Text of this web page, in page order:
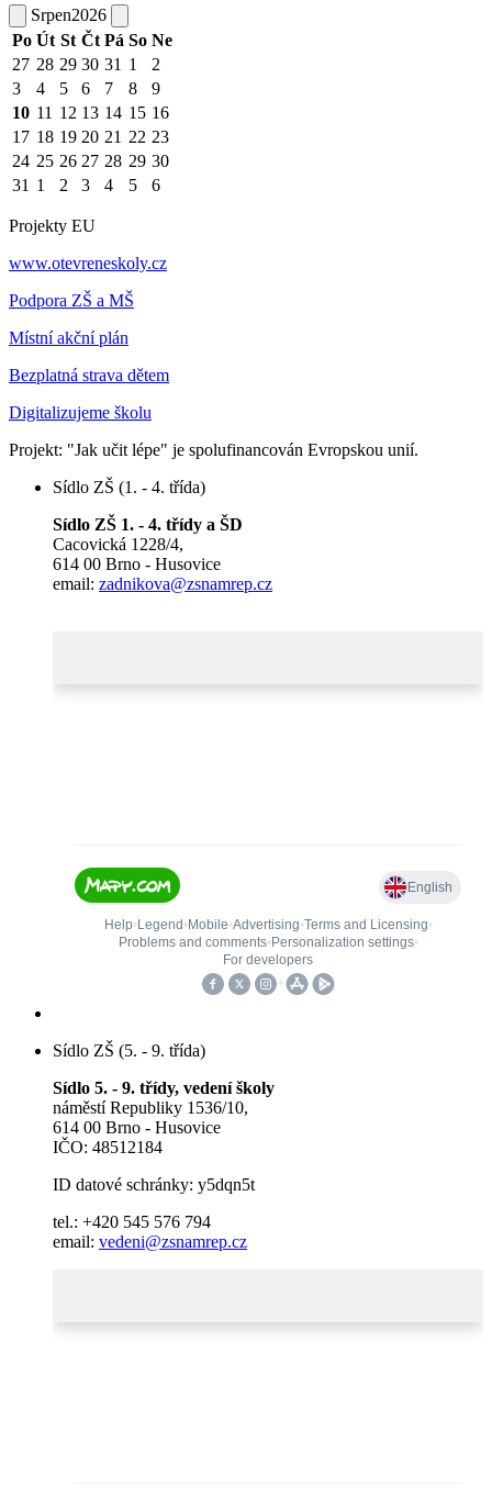
Srpen2026
Po Út St Čt Pá So Ne
27 28 29 30 31 1
2
3
4 5 6 7 8
9
10 11 12 13 14 15 16
17 18 19 20 21 22 23
24 25 26 27 28 29 30
31 1 2 3 4 5 6
Projekty EU
www.otevreneskoly.cz
Podpora ZŠ a MŠ
Místní akční plán
Bezplatná strava dětem
Digitalizujeme školu
Projekt: "Jak učit lépe" je spolufinancován Evropskou unií.
Sídlo ZŠ (1. - 4. třída)
Sídlo ZŠ 1. - 4. třídy a ŠD
Cacovická 1228/4,
614 00 Brno - Husovice
email: zadnikova@zsnamrep.cz
Sídlo ZŠ (5. - 9. třída)
Sídlo 5. - 9. třídy, vedení školy
náměstí Republiky 1536/10,
614 00 Brno - Husovice
IČO: 48512184
ID datové schránky: y5dqn5t
tel.: +420 545 576 794
email: vedeni@zsnamrep.cz